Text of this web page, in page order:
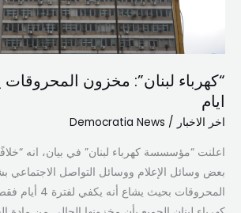
ايام
اخر الاخبار /
Democratia News
اعلنت “مؤسسسة كهرباء لبنان” في بيان، انه
بعض وسائل الإعلام ووسائل التواصل الاجتماعي
المحروقات بحيث